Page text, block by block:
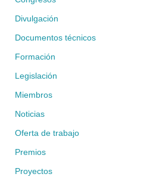
Divulgación
Documentos técnicos
Formación
Legislación
Miembros
Noticias
Oferta de trabajo
Premios
Proyectos